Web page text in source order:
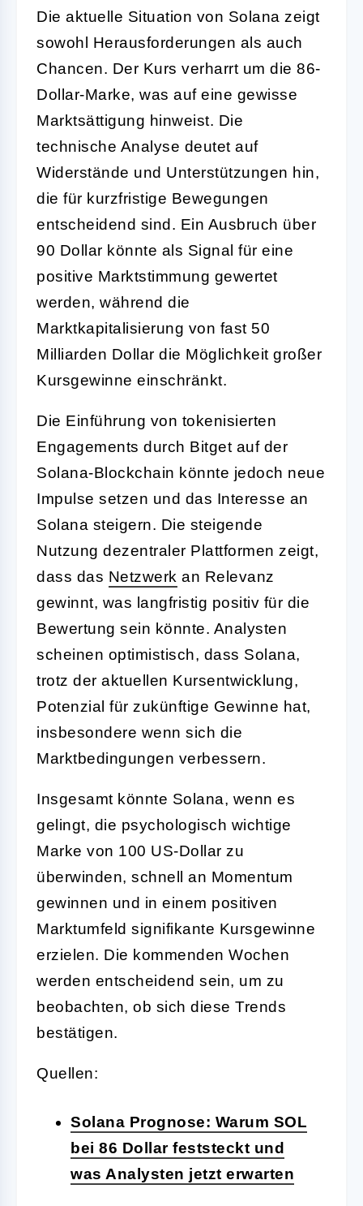
Die aktuelle Situation von Solana zeigt
sowohl Herausforderungen als auch
Chancen. Der Kurs verharrt um die 86-
Dollar-Marke, was auf eine gewisse
Marktsättigung hinweist. Die
technische Analyse deutet auf
Widerstände und Unterstützungen hin,
die für kurzfristige Bewegungen
entscheidend sind. Ein Ausbruch über
90 Dollar könnte als Signal für eine
positive Marktstimmung gewertet
werden, während die
Marktkapitalisierung von fast 50
Milliarden Dollar die Möglichkeit großer
Kursgewinne einschränkt.
Die Einführung von tokenisierten
Engagements durch Bitget auf der
Solana-Blockchain könnte jedoch neue
Impulse setzen und das Interesse an
Solana steigern. Die steigende
Nutzung dezentraler Plattformen zeigt,
dass das Netzwerk an Relevanz
gewinnt, was langfristig positiv für die
Bewertung sein könnte. Analysten
scheinen optimistisch, dass Solana,
trotz der aktuellen Kursentwicklung,
Potenzial für zukünftige Gewinne hat,
insbesondere wenn sich die
Marktbedingungen verbessern.
Insgesamt könnte Solana, wenn es
gelingt, die psychologisch wichtige
Marke von 100 US-Dollar zu
überwinden, schnell an Momentum
gewinnen und in einem positiven
Marktumfeld signifikante Kursgewinne
erzielen. Die kommenden Wochen
werden entscheidend sein, um zu
beobachten, ob sich diese Trends
bestätigen.
Quellen:
Solana Prognose: Warum SOL
bei 86 Dollar feststeckt und
was Analysten jetzt erwarten